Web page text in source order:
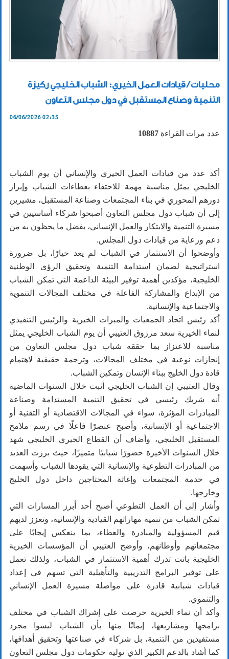
محليات / قيادات العمل الخيري: الشباب الخليجي ركيزة
التنمية وصناع المستقبل في دول مجلس التعاون
06/06/2026 02:35
عدد مرات القراءة 10887
أكد عدد من قيادات العمل الخيري والإنساني أن يوم الشباب
الخليجي يمثل مناسبة مهمة للاحتفاء بعطاءات الشباب وإبراز
دورهم المحوري في بناء المجتمعات وصناعة المستقبل، مشيرين
إلى أن شباب دول مجلس التعاون أصبحوا شركاء أساسيين في
مسيرة التنمية والابتكار والعمل الإنساني، بفضل ما يحظون به من
دعم ورعاية من قيادات دول المجلس.
وأوضحوا أن الاستثمار في الشباب لم يعد خيارًا، بل ضرورة
استراتيجية لضمان استدامة التنمية وتحقيق الرؤى الوطنية
الخليجية، مؤكدين أهمية توفير البيئة الداعمة التي تمكن الشباب
من الإبداع والمشاركة الفاعلة في مختلف المجالات التنموية
والاجتماعية والإنسانية.
أكد رئيس اتحاد الجمعيات والمبرات الخيرية والرئيس التنفيذي
لنماء الخيرية سعد مرزوق العتيبي أن يوم الشباب الخليجي يمثل
مناسبة للاعتزاز بما حققه شباب دول مجلس التعاون من
إنجازات نوعية في مختلف المجالات، وترجمة حقيقية لاهتمام
قادة دول الخليج ببناء الإنسان وتمكين الشباب.
وقال العتيبي إن الشباب الخليجي أثبت خلال السنوات الماضية
أنه شريك رئيسي في تحقيق التنمية المستدامة وصناعة
المبادرات المؤثرة، سواء في المجالات الاقتصادية أو التقنية أو
الاجتماعية أو الإنسانية، وأصبح عنصرًا فاعلًا في رسم ملامح
المستقبل الخليجي، وأضاف أن القطاع الخيري الخليجي شهد
خلال السنوات الأخيرة حضورًا شبابيًا متميزًا، حيث برزت العديد
من المبادرات التطوعية والإنسانية التي يقودها الشباب وأسهمت
في خدمة المجتمعات وإغاثة المحتاجين داخل دول الخليج
وخارجها.
وأشار إلى أن العمل التطوعي أصبح أحد أبرز المسارات التي
تمكن الشباب من تنمية مهاراتهم القيادية والإنسانية، وتعزز لديهم
قيم المسؤولية والمبادرة والعطاء، بما ينعكس إيجابًا على
مجتمعاتهم وأوطانهم، وأوضح العتيبي أن المؤسسات الخيرية
الخليجية باتت تدرك أهمية الاستثمار في الشباب، ولذلك تعمل
على توفير البرامج التدريبية والتأهيلية التي تسهم في إعداد
قيادات شبابية قادرة على مواصلة مسيرة العمل الإنساني
والتنموي.
وأكد أن نماء الخيرية حرصت على إشراك الشباب في مختلف
برامجها ومشاريعها، إيمانًا منها بأن الشباب ليسوا مجرد
مستفيدين من التنمية، بل شركاء في صناعتها وتحقيق أهدافها،
كما أشاد بالدعم الكبير الذي توليه حكومات دول مجلس التعاون